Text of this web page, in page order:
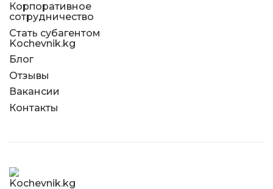
Корпоративное
сотрудничество
Стать субагентом
Kochevnik.kg
Блог
Отзывы
Вакансии
Контакты